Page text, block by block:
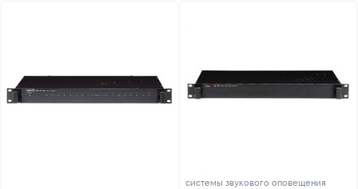
системы звукового оповещения